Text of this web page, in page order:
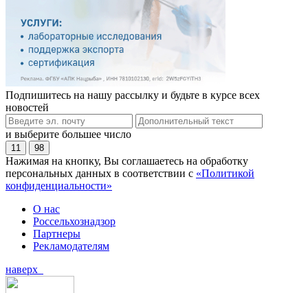
Подпишитесь на нашу рассылку и будьте в курсе всех
новостей
и выберите большее число
11 98
Нажимая на кнопку, Вы соглашаетесь на обработку
персональных данных в соответствии с «Политикой
конфиденциальности»
О нас
Россельхознадзор
Партнеры
Рекламодателям
наверх